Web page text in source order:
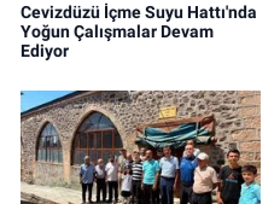
Cevizdüzü İçme Suyu Hattı'nda
Yoğun Çalışmalar Devam
Ediyor